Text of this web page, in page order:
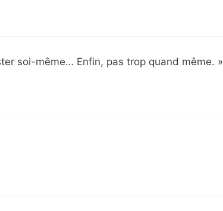
soi-même… Enfin, pas trop quand même. »